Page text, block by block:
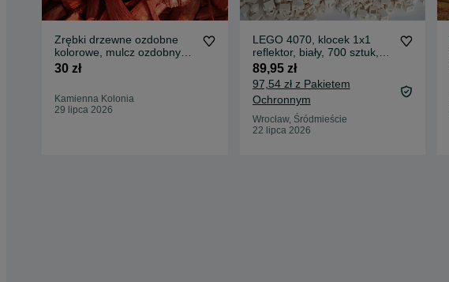
Zrębki drzewne ozdobne
kolorowe, mulcz ozdobny
kolorowy
30 zł
Kamienna Kolonia
29 lipca 2026
LEGO 4070, klocek 1x1
reflektor, biały, 700 sztuk,
nowe
89,95 zł
97,54 zł z Pakietem
Ochronnym
Wrocław, Śródmieście
22 lipca 2026